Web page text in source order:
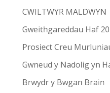
CWILTWYR MALDWYN
Gweithgareddau Haf
Prosiect Creu
Gwneud y Nadolig yn
Brwydr y Bwgan Brain